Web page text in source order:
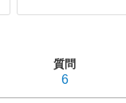
質問
6